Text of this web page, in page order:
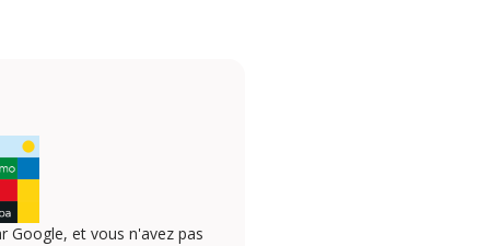
Google, et vous n'avez pas